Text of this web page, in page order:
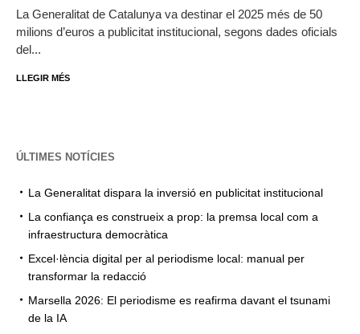
La Generalitat de Catalunya va destinar el 2025 més de 50
milions d’euros a publicitat institucional, segons dades oficials
del...
LLEGIR MÉS
ÚLTIMES NOTÍCIES
La Generalitat dispara la inversió en publicitat institucional
La confiança es construeix a prop: la premsa local com a
infraestructura democràtica
Excel·lència digital per al periodisme local: manual per
transformar la redacció
Marsella 2026: El periodisme es reafirma davant el tsunami
de la IA